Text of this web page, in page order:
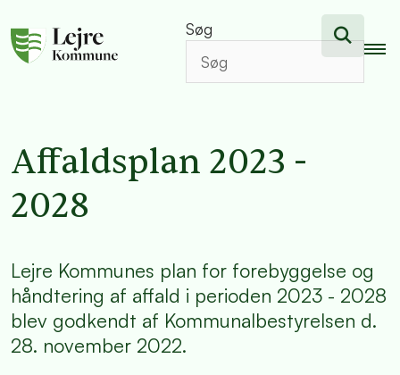
Søg
Affaldsplan 2023 -
2028
Lejre Kommunes plan for forebyggelse og
håndtering af affald i perioden 2023 - 2028
blev godkendt af Kommunalbestyrelsen d.
28. november 2022.